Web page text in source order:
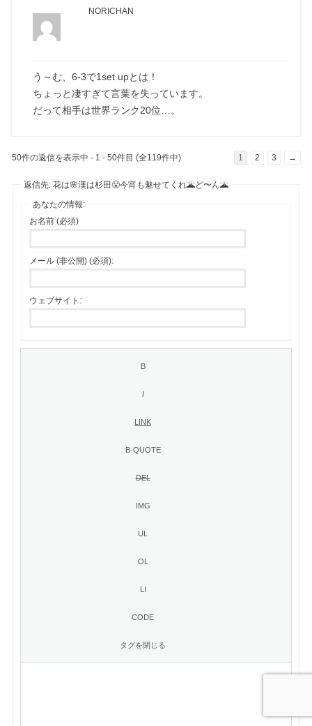
NORICHAN
う～む、6-3で1set upとは！
ちょっと凄すぎて言葉を失っています。
だって相手は世界ランク20位…。
50件の返信を表示中 - 1 - 50件目 (全119件中) 1 2 3 →
返信先: 花は🌸漢は杉田😤今宵も魅せてくれ🌋ど〜ん🌋
あなたの情報:
お名前 (必須)
メール (非公開) (必須):
ウェブサイト: